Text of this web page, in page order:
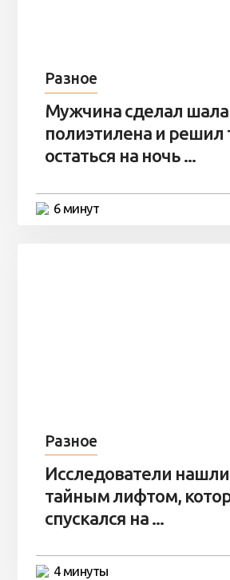
Разное
Мужчина сделал
полиэтилена и решил
остаться на ночь ...
6 минут
Разное
Исследователи
тайным лифтом,
спускался на ...
4 минуты